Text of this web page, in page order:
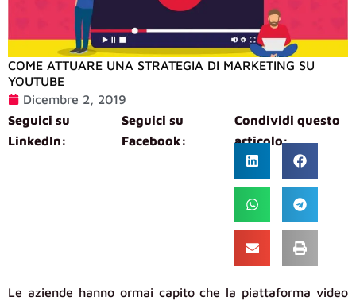
COME ATTUARE UNA STRATEGIA DI MARKETING SU
YOUTUBE
Dicembre 2, 2019
Seguici su
LinkedIn:
Seguici su
Facebook:
Condividi questo
articolo:
Le aziende hanno ormai capito che la piattaforma video